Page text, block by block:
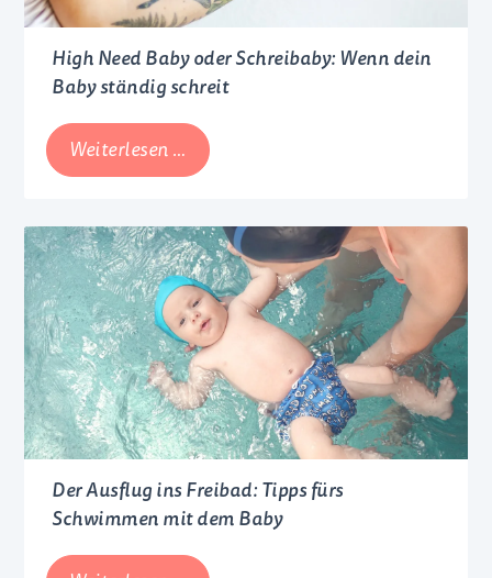
High Need Baby oder Schreibaby: Wenn dein
Baby ständig schreit
Weiterlesen … High
Need
oder
Schreibaby:
Wenn
dein
Baby
ständig
schreit
Der Ausflug ins Freibad: Tipps fürs
Schwimmen mit dem Baby